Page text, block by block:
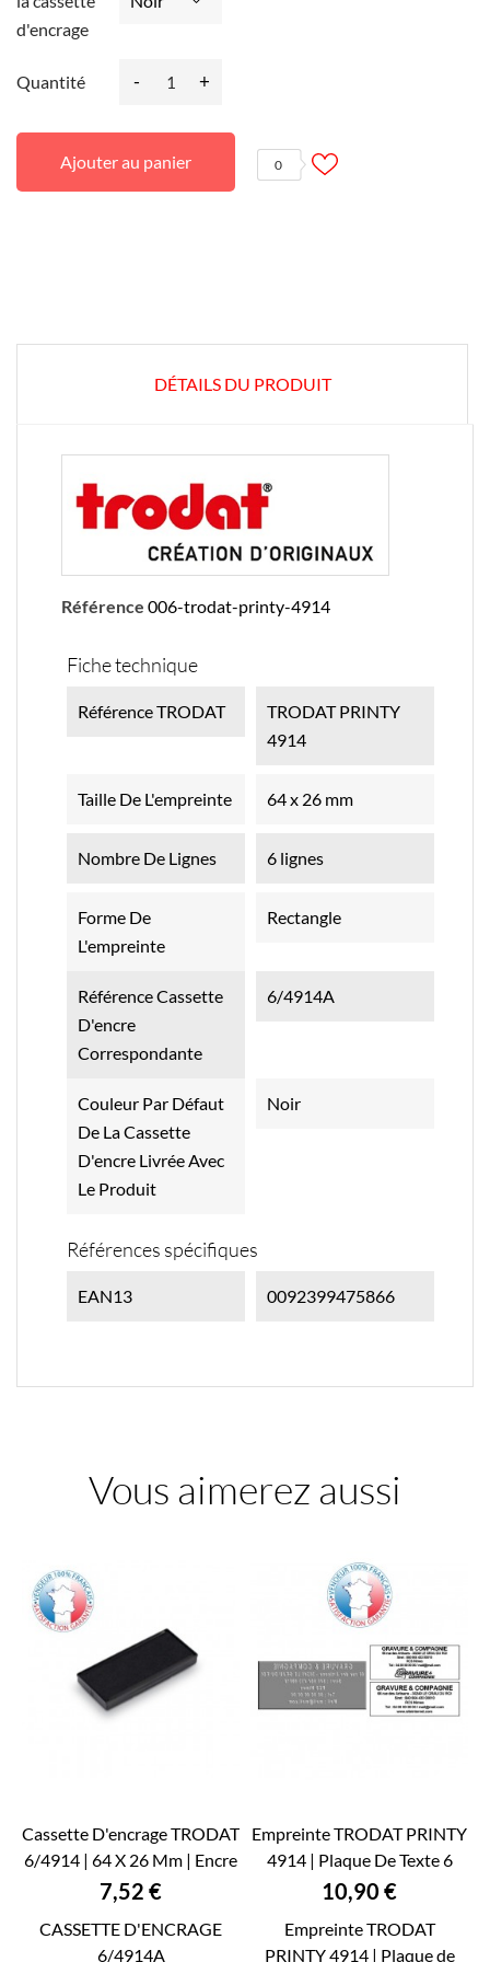
d'encrage
Quantité - +
Ajouter au panier 0
DÉTAILS DU PRODUIT
Référence 006-trodat-printy-4914
Fiche technique
Référence TRODAT
TRODAT PRINTY
4914
Taille De L'empreinte 64 x 26 mm
Nombre De Lignes 6 lignes
Forme De
L'empreinte
Rectangle
Référence Cassette
D'encre
Correspondante
6/4914A
Couleur Par Défaut
De La Cassette
D'encre Livrée Avec
Le Produit
Noir
Références spécifiques
EAN13 0092399475866
Vous aimerez aussi
Cassette D'encrage TRODAT
6/4914 | 64 X 26 Mm | Encre
TRODAT 5...
Prix
7,52 €
CASSETTE D'ENCRAGE
6/4914A
Empreinte TRODAT PRINTY
4914 | Plaque De Texte 6
Lignes 64 X...
Prix
10,90 €
Empreinte TRODAT
PRINTY 4914 | Plaque de